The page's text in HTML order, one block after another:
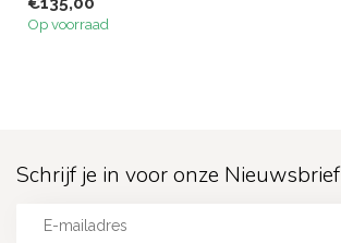
Op voorraad
Schrijf je in voor onze Nieuwsbrief